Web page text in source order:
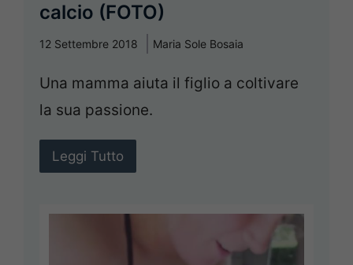
calcio (FOTO)
12 Settembre 2018 Maria Sole Bosaia
Una mamma aiuta il figlio a coltivare
la sua passione.
Leggi Tutto